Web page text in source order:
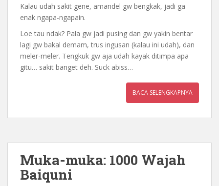
Kalau udah sakit gene, amandel gw bengkak, jadi ga
enak ngapa-ngapain.
Loe tau ndak? Pala gw jadi pusing dan gw yakin bentar
lagi gw bakal demam, trus ingusan (kalau ini udah), dan
meler-meler. Tengkuk gw aja udah kayak ditimpa apa
gitu… sakit banget deh. Suck abiss…
BACA SELENGKAPNYA
Muka-muka: 1000 Wajah
Baiquni